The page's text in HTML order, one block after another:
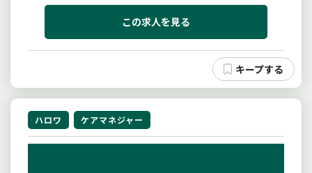
ワークも行っておりますお気軽にご相談ください変更
範囲：変更なしこの求人を見る
ハロワ ケアマネジャー